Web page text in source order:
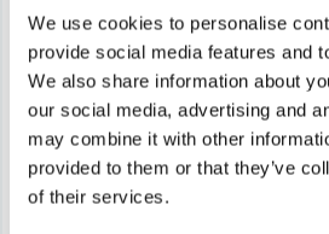
We use cookies to personalise
provide social media features and
We also share information about
our social media, advertising and
may combine it with other
provided to them or that they’ve
of their services.